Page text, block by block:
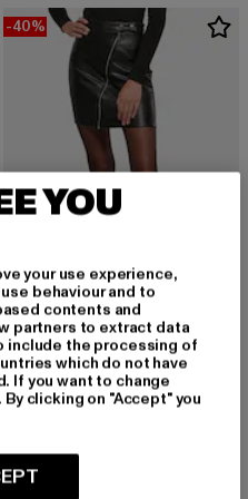
EUR
-40%
URBAN CLASSICS
35,99 EUR
Derzeitiger Preis: 35,99 EUR
59,99 EURAktionspreis:
-30%
YOU
your use experience,
behaviour and to
contents and
partners to extract data
include the processing of
which do not have
If you want to change
clicking on "Accept" you